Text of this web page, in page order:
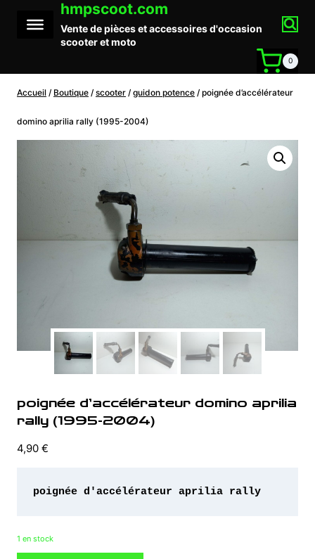
contenu
hmpscoot.com
Vente de pièces et accessoires d'occasion
scooter et moto
0
Accueil / Boutique / scooter / guidon potence / poignée d’accélérateur
domino aprilia rally (1995-2004)
poignée d’accélérateur domino aprilia
rally (1995-2004)
4,90 €
1 en stock